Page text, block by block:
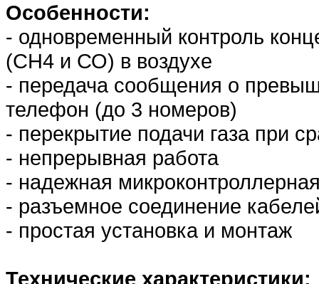
Особенности:
- одновременный контроль
(СН4 и СО) в воздухе
- передача сообщения о
телефон (до 3 номеров)
- перекрытие подачи газа при
- непрерывная работа
- надежная
- разъемное соединение
- простая установка и монтаж
Технические характеристики: